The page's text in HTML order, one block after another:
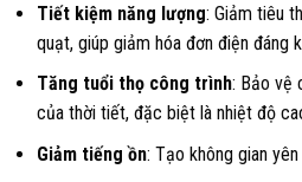
Tiết kiệm năng lượng: Giảm tiêu
quạt, giúp giảm hóa đơn điện đáng
Tăng tuổi thọ công trình: Bảo vệ
của thời tiết, đặc biệt là nhiệt độ
Giảm tiếng ồn: Tạo không gian